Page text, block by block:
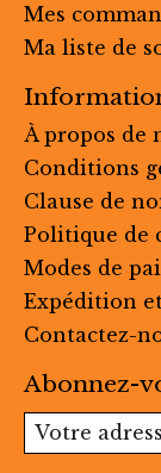
Mes
Ma liste de
À propos de
Conditions
Clause de
Politique de
Modes de
Expédition
Contactez-
Abonnez-